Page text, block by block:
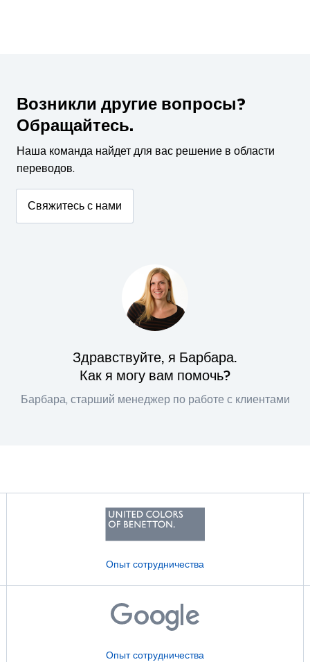
Возникли другие вопросы?
Обращайтесь.
Наша команда найдет для вас решение в области
переводов.
Свяжитесь с нами
Здравствуйте, я Барбара.
Как я могу вам помочь?
Барбара, старший менеджер по работе с клиентами
Опыт сотрудничества
Опыт сотрудничества